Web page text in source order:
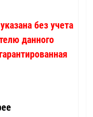
без учета
данного